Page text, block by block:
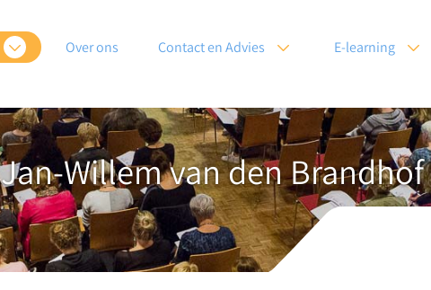
Over ons Contact en Advies E-learning
Jan-Willem van den Brandhof